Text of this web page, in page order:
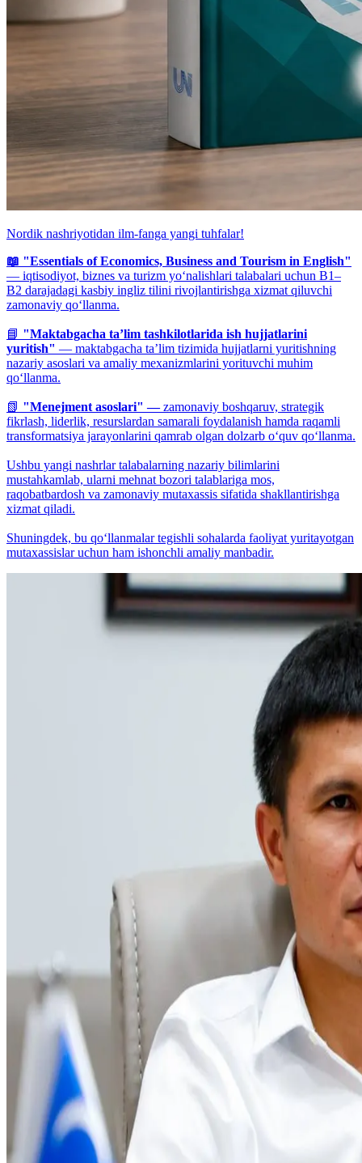
Nordik nashriyotidan ilm-fanga yangi tuhfalar!
📖 "Essentials of Economics, Business and Tourism in English"
— iqtisodiyot, biznes va turizm yo‘nalishlari talabalari uchun B1–
B2 darajadagi kasbiy ingliz tilini rivojlantirishga xizmat qiluvchi
zamonaviy qo‘llanma.
📘 "Maktabgacha ta’lim tashkilotlarida ish hujjatlarini
yuritish" — maktabgacha ta’lim tizimida hujjatlarni yuritishning
nazariy asoslari va amaliy mexanizmlarini yorituvchi muhim
qo‘llanma.
📗 "Menejment asoslari" —zamonaviy boshqaruv, strategik
fikrlash, liderlik, resurslardan samarali foydalanish hamda raqamli
transformatsiya jarayonlarini qamrab olgan dolzarb o‘quv qo‘llanma.
Ushbu yangi nashrlar talabalarning nazariy bilimlarini
mustahkamlab, ularni mehnat bozori talablariga mos,
raqobatbardosh va zamonaviy mutaxassis sifatida shakllantirishga
xizmat qiladi.
Shuningdek, bu qo‘llanmalar tegishli sohalarda faoliyat yuritayotgan
mutaxassislar uchun ham ishonchli amaliy manbadir.